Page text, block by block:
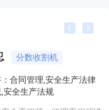
江凌俊 口诀一绝
主讲：目标控制（土木建筑）,
进度控制（水利）,建筑施工安